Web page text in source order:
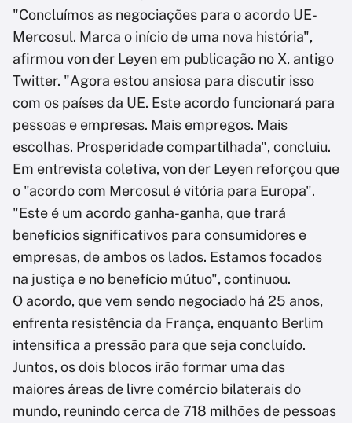
"Concluímos as negociações para o acordo UE-
Mercosul. Marca o início de uma nova história",
afirmou von der Leyen em publicação no X, antigo
Twitter. "Agora estou ansiosa para discutir isso
com os países da UE. Este acordo funcionará para
pessoas e empresas. Mais empregos. Mais
escolhas. Prosperidade compartilhada", concluiu.
Em entrevista coletiva, von der Leyen reforçou que
o "acordo com Mercosul é vitória para Europa".
"Este é um acordo ganha-ganha, que trará
benefícios significativos para consumidores e
empresas, de ambos os lados. Estamos focados
na justiça e no benefício mútuo", continuou.
O acordo, que vem sendo negociado há 25 anos,
enfrenta resistência da França, enquanto Berlim
intensifica a pressão para que seja concluído.
Juntos, os dois blocos irão formar uma das
maiores áreas de livre comércio bilaterais do
mundo, reunindo cerca de 718 milhões de pessoas